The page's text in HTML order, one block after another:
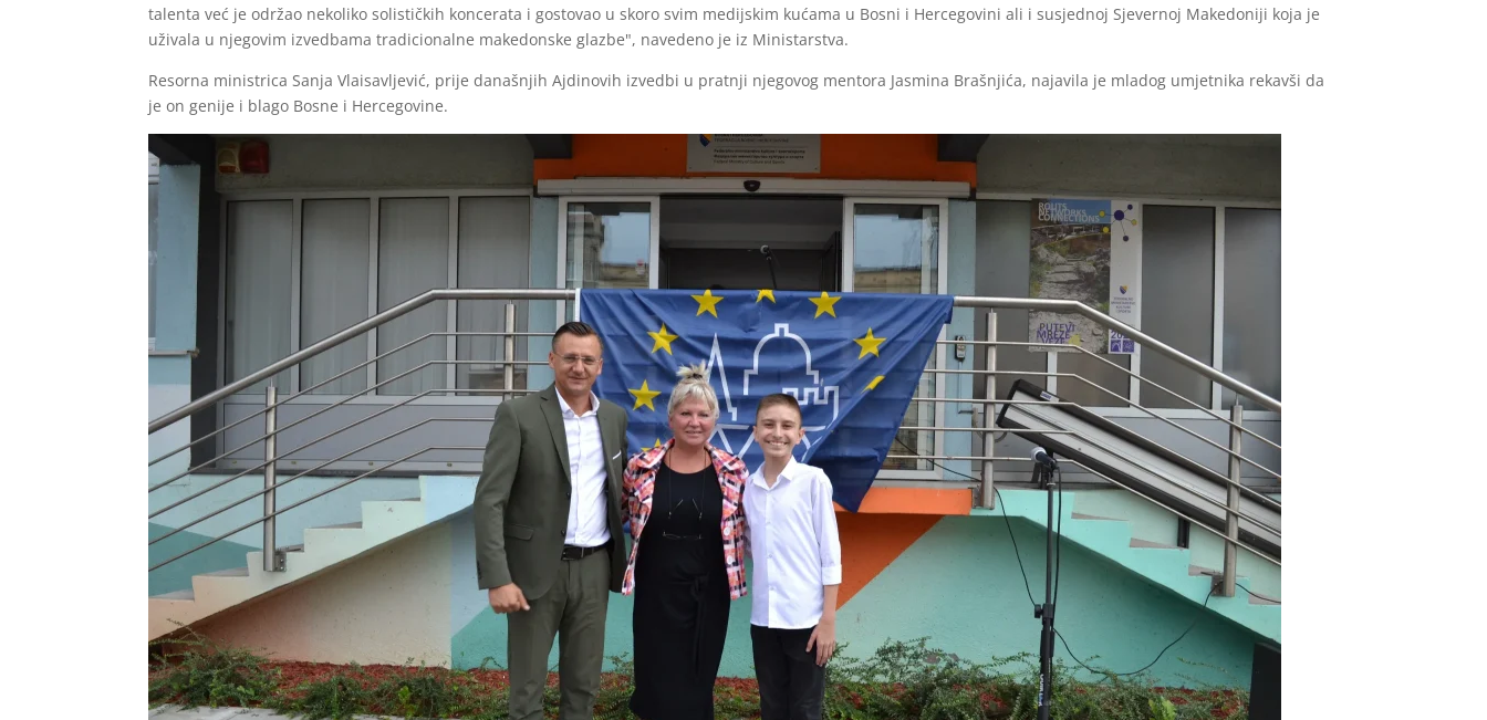
talenta već je održao nekoliko solističkih koncerata i gostovao u skoro svim medijskim kućama u Bosni i Hercegovini ali i susjednoj Sjevernoj Makedoniji koja je
uživala u njegovim izvedbama tradicionalne makedonske glazbe", navedeno je iz Ministarstva.
Resorna ministrica Sanja Vlaisavljević, prije današnjih Ajdinovih izvedbi u pratnji njegovog mentora Jasmina Brašnjića, najavila je mladog umjetnika rekavši da
je on genije i blago Bosne i Hercegovine.